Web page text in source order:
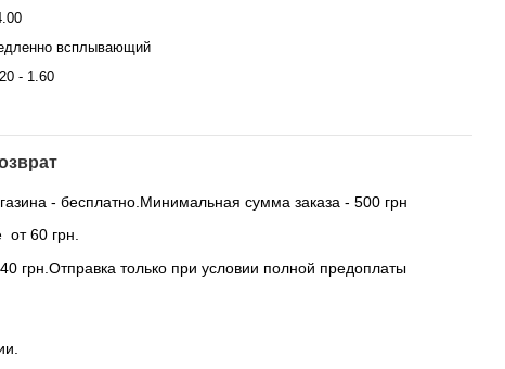
всплывающий
- 1.60
- бесплатно.Минимальная сумма заказа - 500 грн
от 60 грн.
грн.Отправка только при условии полной предоплаты